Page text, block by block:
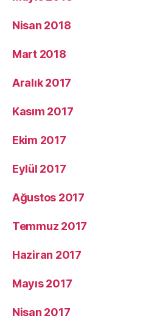
Nisan 2018
Mart 2018
Aralık 2017
Kasım 2017
Ekim 2017
Eylül 2017
Ağustos 2017
Temmuz 2017
Haziran 2017
Mayıs 2017
Nisan 2017